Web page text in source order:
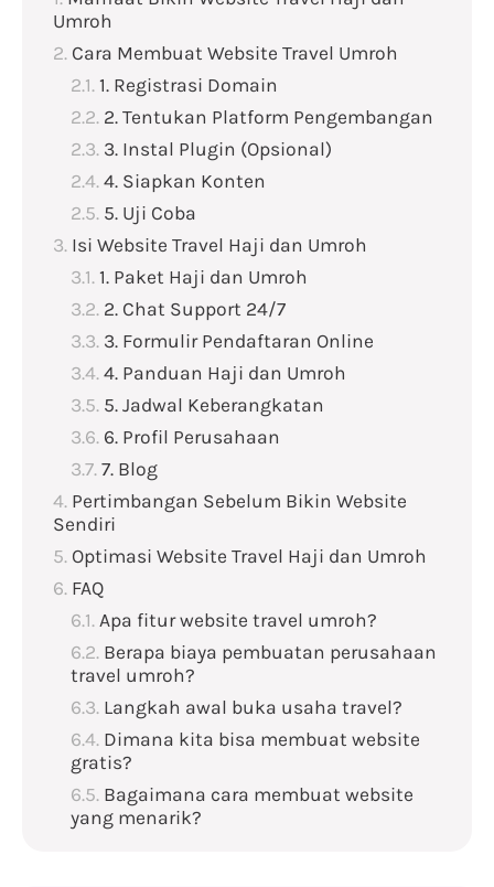
Umroh
Cara Membuat Website Travel Umroh
1. Registrasi Domain
2. Tentukan Platform Pengembangan
3. Instal Plugin (Opsional)
4. Siapkan Konten
5. Uji Coba
Isi Website Travel Haji dan Umroh
1. Paket Haji dan Umroh
2. Chat Support 24/7
3. Formulir Pendaftaran Online
4. Panduan Haji dan Umroh
5. Jadwal Keberangkatan
6. Profil Perusahaan
7. Blog
Pertimbangan Sebelum Bikin Website
Sendiri
Optimasi Website Travel Haji dan Umroh
FAQ
Apa fitur website travel umroh?
Berapa biaya pembuatan perusahaan
travel umroh?
Langkah awal buka usaha travel?
Dimana kita bisa membuat website
gratis?
Bagaimana cara membuat website
yang menarik?